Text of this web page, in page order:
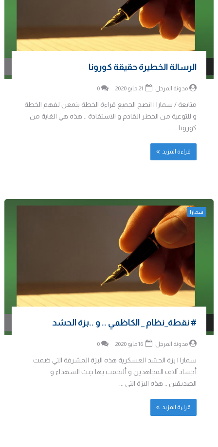
الرسالة الخطيرة حقيقة كورونا
مدونة المرجل 0
متابعة / سمارا | انصح الجميع قراءة الخطة بتمعن لفهم الخطة
و للتوعية من الخطر القادم و الاستفادة .. هذه هي الغاية من
كورونا … ...
قراءة المزيد
سمارا
# نقطة_نظام _ الكاظمي .. و ..بزة الحشد
مدونة المرجل 0
سمارا | بزة الحشد العسكرية هذه البزة المشرفة التي ضمت
أجساد آلاف المجاهدين و ألتحفت بها جثث الشهداء و
الصديقين .. هذه البزة التي ...
قراءة المزيد